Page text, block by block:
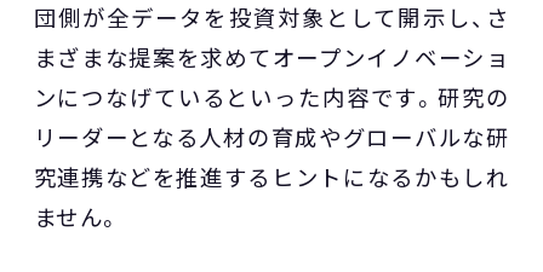
団側が全データを投資対象として開示し、さ
まざまな提案を求めてオープンイノベーショ
ンにつなげているといった内容です。研究の
リーダーとなる人材の育成やグローバルな研
究連携などを推進するヒントになるかもしれ
ません。